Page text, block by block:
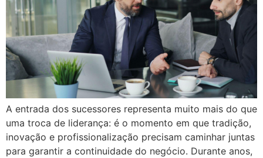
A entrada dos sucessores representa muito mais do que
uma troca de liderança: é o momento em que tradição,
inovação e profissionalização precisam caminhar juntas
para garantir a continuidade do negócio. Durante anos,